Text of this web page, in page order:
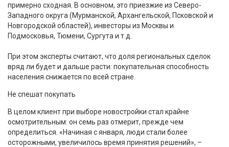
примерно сходная. В основном, это приезжие из Северо-
Западного округа (Мурманской, Архангельской, Псковской и
Новгородской областей), инвесторы из Москвы и
Подмосковья, Тюмени, Сургута и т.д.
При этом эксперты считают, что доля региональных сделок
вряд ли будет и дальше расти: покупательная способность
населения снижается по всей стране.
Не спешат покупать
В целом клиент при выборе новостройки стал крайне
осмотрительным: он семь раз отмерит, прежде чем
определиться. «Начиная с января, люди стали более
осторожными, увеличилось время принятия решений», –